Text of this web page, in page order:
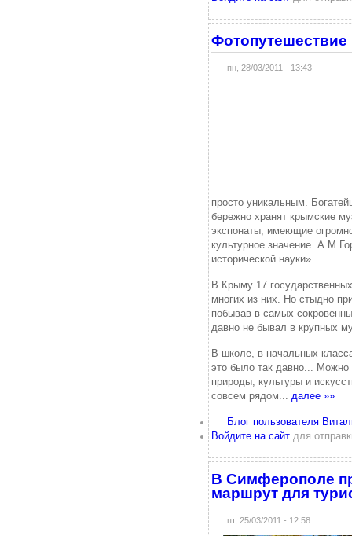
пн, 28/03/2011 - 13:43
просто уникальным.
бережно хранят крымские
экспонаты, имеющие
культурное значение.
исторической науки».
В Крыму 17
многих из них. Но стыдно
побывав в самых
давно не бывал в крупных
В школе, в начальных
это было так давно... Можно
природы, культуры и
совсем рядом... далее »»
Блог пользователя
Войдите на сайтдля
В Симферополе
маршрут для
пт, 25/03/2011 - 12:58